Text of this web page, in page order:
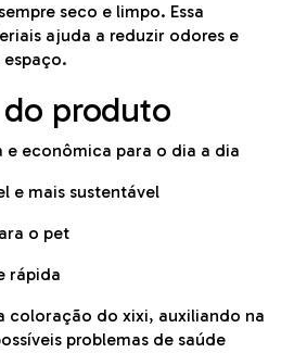
seco e limpo. Essa
ajuda a reduzir odores e
produto
econômica para o dia a dia
e mais sustentável
o pet
rápida
coloração do xixi, auxiliando na
problemas de saúde